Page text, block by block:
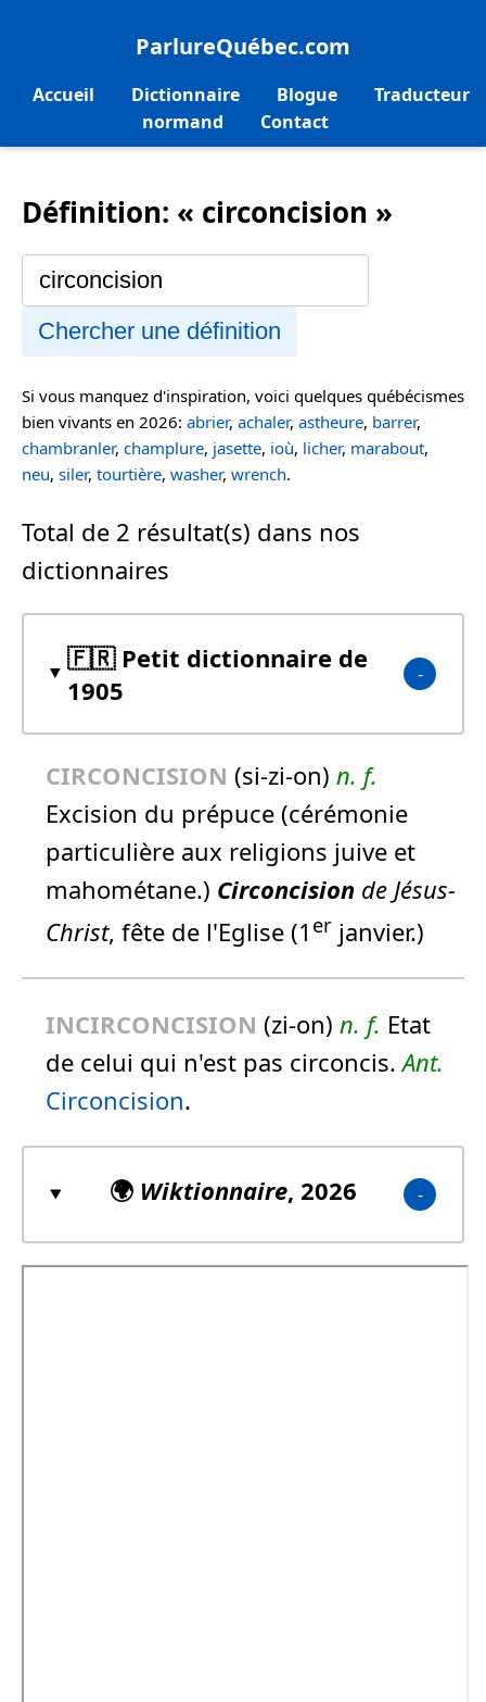
ParlureQuébec.com
Accueil Dictionnaire Blogue
Traducteur
normand
Contact
Définition: « circoncision »
Chercher une définition
Si vous manquez d'inspiration, voici quelques québécismes
bien vivants en 2026: abrier, achaler, astheure, barrer,
chambranler, champlure, jasette, ioù, licher, marabout,
neu, siler, tourtière, washer, wrench.
Total de 2 résultat(s) dans nos
dictionnaires
🇫🇷 Petit dictionnaire de
1905
CIRCONCISION (si-zi-on) n. f.
Excision du prépuce (cérémonie
particulière aux religions juive et
mahométane.) Circoncision de Jésus-
Christ, fête de l'Eglise (1 er janvier.)
INCIRCONCISION (zi-on) n. f. Etat
de celui qui n'est pas circoncis.Ant.
Circoncision.
🌍 Wiktionnaire, 2026